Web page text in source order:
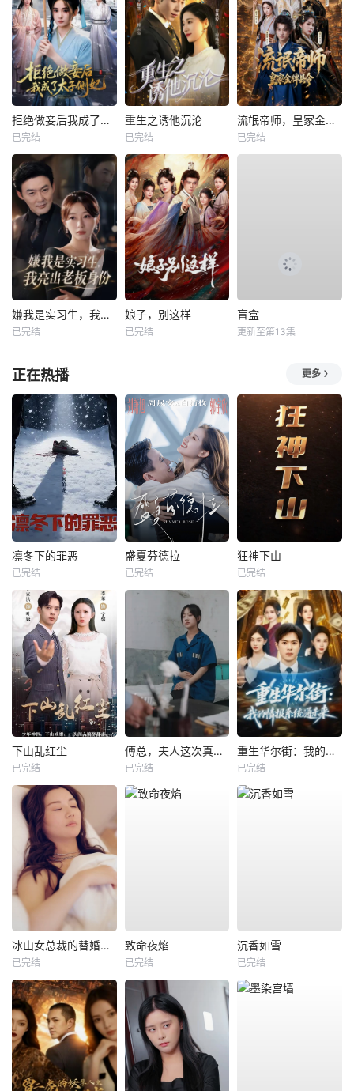
拒绝做妾后我成了太子侧妃
已完结
重生之诱他沉沦
已完结
流氓帝师，皇家金牌县令
已完结
嫌我是实习生，我亮出老板身份
已完结
娘子，别这样
已完结
盲盒
更新至第13集
正在热播 更多
凛冬下的罪恶
已完结
盛夏芬德拉
已完结
狂神下山
已完结
下山乱红尘
已完结
傅总，夫人这次真的死了
已完结
重生华尔街：我的情报系统通未来
已完结
冰山女总裁的替婚兵王
已完结
致命夜焰
已完结
沉香如雪
已完结